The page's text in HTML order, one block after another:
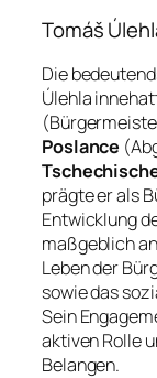
Tomáš
Die
Úlehla
Poslance
prägte er als
Entwicklung
maßgeblich
Leben der
sowie das
Sein
aktiven Rolle
Belangen.